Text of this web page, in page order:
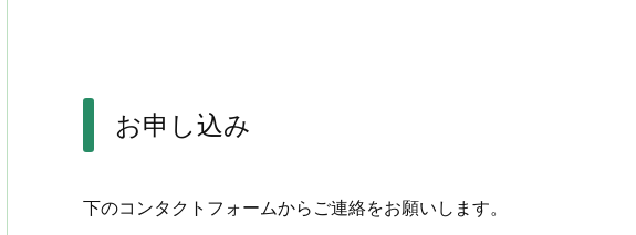
お申し込み
下のコンタクトフォームからご連絡をお願いします。